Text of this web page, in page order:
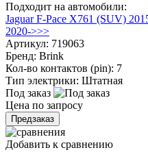
Подходит на автомобили:
Jaguar F-Pace X761 (SUV)
2020->>>
Артикул: 719063
Бренд: Brink
Кол-во контактов (pin): 7
Тип электрики: Штатная
Под заказ
Цена по запросу
Предзаказ
Добавить к сравнению